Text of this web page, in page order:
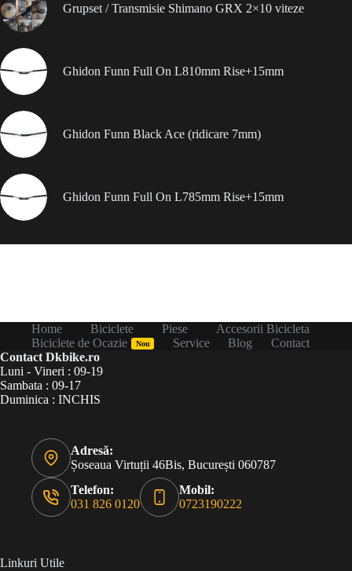
Grupset / Transmisie Shimano GRX 2×10 viteze
Ghidon Funn Full On L810mm Rise+15mm
Ghidon Funn Black Ace (ridicare 7mm)
Ghidon Funn Full On L785mm Rise+15mm
Home Biciclete Piese
Accesorii Bicicleta
Biciclete de Ocazie
Nou Service Blog
Contact
Contact Dkbike.ro
Luni - Vineri : 09-19
Sambata : 09-17
Duminica : INCHIS
Adresă:
Șoseaua Virtuții 46Bis, București 060787
Telefon:
031 826 0120
Mobil:
0723190222
Linkuri Utile